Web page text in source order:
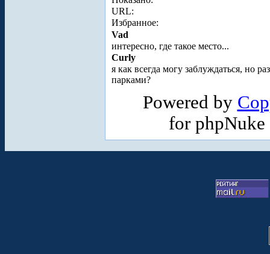
URL:
Избранное:
Vad
интересно, где такое место...
Curly
я как всегда могу заблуждаться, но
парками?
Powered by
for